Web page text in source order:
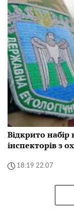
Відкрито набір
інспекторів з
18:19 22.07